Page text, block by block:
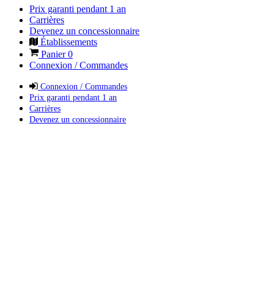
Prix garanti pendant 1 an
Carrières
Devenez un concessionnaire
Établissements
Panier0
Connexion / Commandes
Connexion / Commandes
Prix garanti pendant 1 an
Carrières
Devenez un concessionnaire